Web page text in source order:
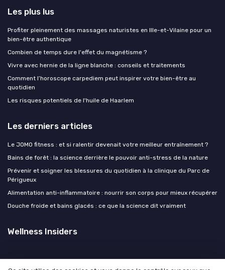
Les plus lus
Profiter pleinement des massages naturistes en Ille-et-Vilaine pour un
bien-être authentique
Combien de temps dure l'effet du magnétisme ?
Vivre avec hernie de la ligne blanche : conseils et traitements
Comment l’horoscope carpediem peut inspirer votre bien-être au
quotidien
Les risques potentiels de l'huile de Haarlem
Les derniers articles
Le JOMO fitness : et si ralentir devenait votre meilleur entraînement ?
Bains de forêt : la science derrière le pouvoir anti-stress de la nature
Prévenir et soigner les blessures du quotidien à la clinique du Parc de
Périgueux
Alimentation anti-inflammatoire : nourrir son corps pour mieux récupérer
Douche froide et bains glacés : ce que la science dit vraiment
Wellness Insiders